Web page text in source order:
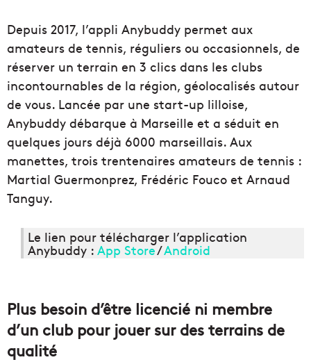
Depuis 2017, l’appli Anybuddy permet aux
amateurs de tennis, réguliers ou occasionnels, de
réserver un terrain en 3 clics dans les clubs
incontournables de la région, géolocalisés autour
de vous. Lancée par une start-up lilloise,
Anybuddy débarque à Marseille et a séduit en
quelques jours déjà 6000 marseillais. Aux
manettes, trois trentenaires amateurs de tennis :
Martial Guermonprez, Frédéric Fouco et Arnaud
Tanguy.
Le lien pour télécharger l’application
Anybuddy : App Store/Android
Plus besoin d’être licencié ni membre
d’un club pour jouer sur des terrains de
qualité